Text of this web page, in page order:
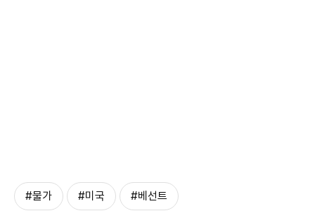
#물가 #미국 #베선트